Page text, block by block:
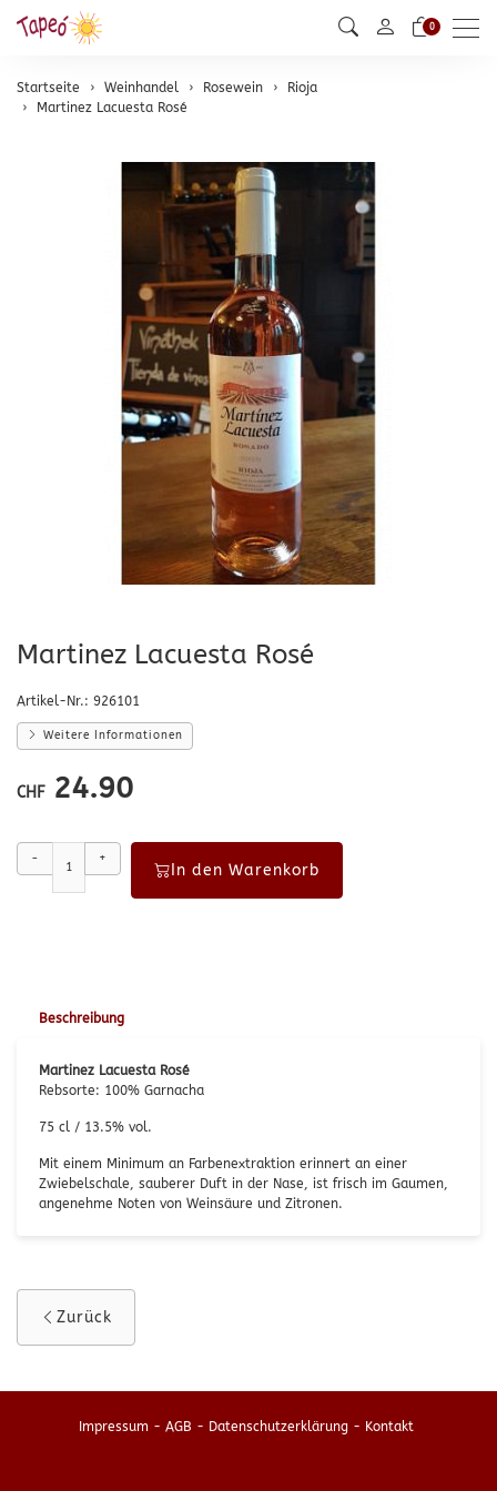
0
Startseite Weinhandel Rosewein
Rioja
Martinez Lacuesta Rosé
Martinez Lacuesta Rosé
Artikel-Nr.: 926101
Weitere Informationen
CHF 24.90
- +
In den Warenkorb
Beschreibung
Martinez Lacuesta Rosé
Rebsorte: 100% Garnacha
75 cl / 13.5% vol.
Mit einem Minimum an Farbenextraktion erinnert an einer
Zwiebelschale, sauberer Duft in der Nase, ist frisch im Gaumen,
angenehme Noten von Weinsäure und Zitronen.
Zurück
Impressum - AGB - Datenschutzerklärung - Kontakt